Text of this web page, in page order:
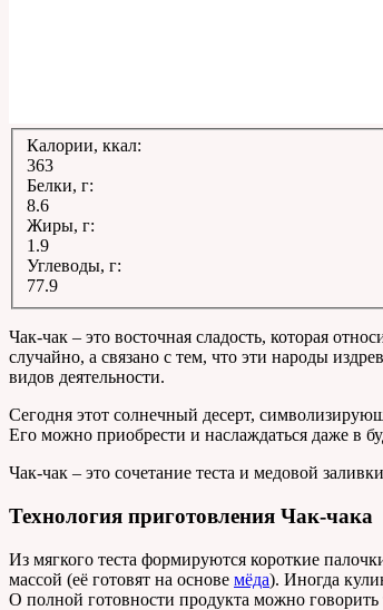
Калории, ккал:
363
Белки, г:
8.6
Жиры, г:
1.9
Углеводы, г:
77.9
Чак-чак – это восточная сладость, которая
случайно, а связано с тем, что эти народы
видов деятельности.
Сегодня этот солнечный десерт,
Его можно приобрести и наслаждаться даже в
Чак-чак – это сочетание теста и медовой
Технология приготовления Чак-чака
Из мягкого теста формируются короткие
массой (её готовят на основе мёда). Иногда
О полной готовности продукта можно говорить